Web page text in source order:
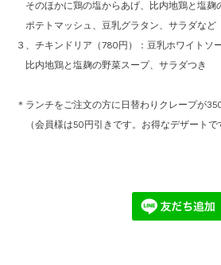
そのほかに鶏の塩からあげ、比内地鶏と塩麹
ポテトマッシュ、豆乳グラタン、サラダなど
３、チキンドリア（780円）：豆乳ホワイトソ
比内地鶏と塩麹の野菜スープ、サラダつき
＊ランチをご注文の方に日替わりクレープが
（会員様は50円引きです。お得なデザートで